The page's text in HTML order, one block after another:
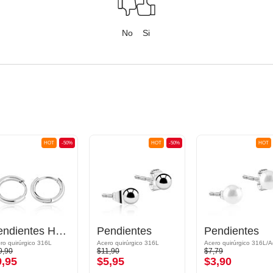
No Si
-50%
HOT
Pendientes Huggie
quirúrgico 316L
-50%
HOT
Pendientes
Acero quirúrgico 316L
$11,90
$5,95
HOT
Pendientes
$7,79
$3,90